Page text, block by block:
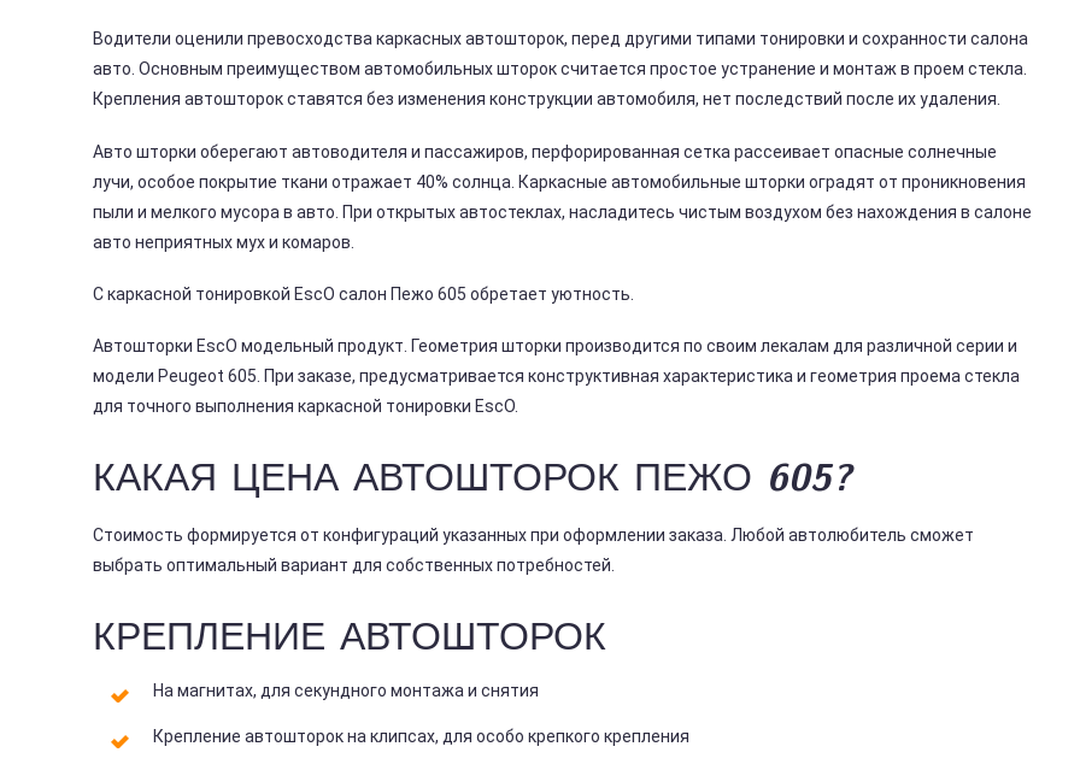
Водители оценили превосходства каркасных автошторок, перед другими типами тонировки и сохранности салона
авто. Основным преимуществом автомобильных шторок считается простое устранение и монтаж в проем стекла.
Крепления автошторок ставятся без изменения конструкции автомобиля, нет последствий после их удаления.
Авто шторки оберегают автоводителя и пассажиров, перфорированная сетка рассеивает опасные солнечные
лучи, особое покрытие ткани отражает 40% солнца. Каркасные автомобильные шторки оградят от проникновения
пыли и мелкого мусора в авто. При открытых автостеклах, насладитесь чистым воздухом без нахождения в салоне
авто неприятных мух и комаров.
С каркасной тонировкой EscO салон Пежо 605 обретает уютность.
Автошторки EscO модельный продукт. Геометрия шторки производится по своим лекалам для различной серии и
модели Peugeot 605. При заказе, предусматривается конструктивная характеристика и геометрия проема стекла
для точного выполнения каркасной тонировки EscO.
КАКАЯ ЦЕНА АВТОШТОРОК ПЕЖО 605?
Стоимость формируется от конфигураций указанных при оформлении заказа. Любой автолюбитель сможет
выбрать оптимальный вариант для собственных потребностей.
КРЕПЛЕНИЕ АВТОШТОРОК
На магнитах, для секундного монтажа и снятия
Крепление автошторок на клипсах, для особо крепкого крепления